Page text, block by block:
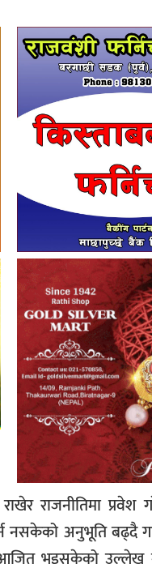
राजनीतिमा
नसकेको अनुभूति बढ्दै